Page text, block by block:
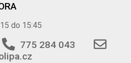
do 15:45
775 284 043